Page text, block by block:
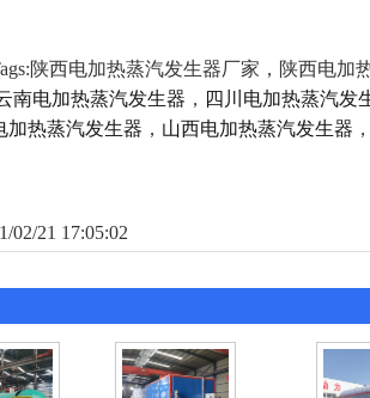
陕西电加热蒸汽发生器厂家，陕西电
南电加热蒸汽发生器 ， 四川电加热蒸汽发
加热蒸汽发生器 ， 山西电加热蒸汽发生器
02/21 17:05:02